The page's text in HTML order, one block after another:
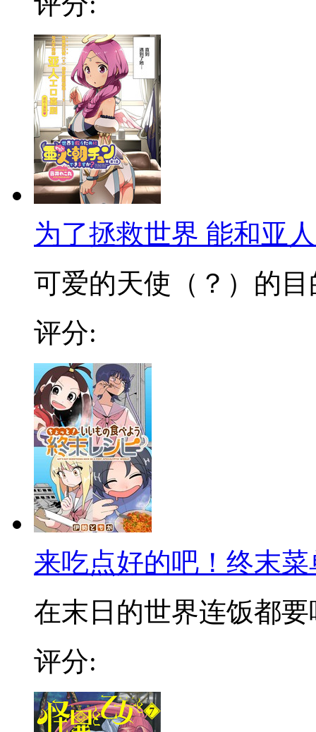
为了拯救世界 能和亚
可爱的天使（？）的目
评分:
来吃点好的吧！终末菜
在末日的世界连饭都要
评分: